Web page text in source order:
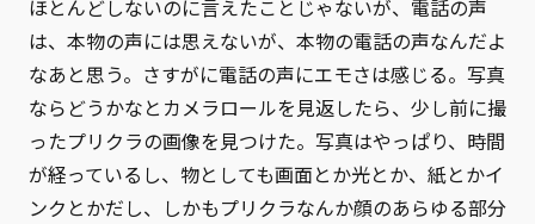
ほとんどしないのに言えたことじゃないが、電話の声
は、本物の声には思えないが、本物の電話の声なんだよ
なあと思う。さすがに電話の声にエモさは感じる。写真
ならどうかなとカメラロールを見返したら、少し前に撮
ったプリクラの画像を見つけた。写真はやっぱり、時間
が経っているし、物としても画面とか光とか、紙とかイ
ンクとかだし、しかもプリクラなんか顔のあらゆる部分